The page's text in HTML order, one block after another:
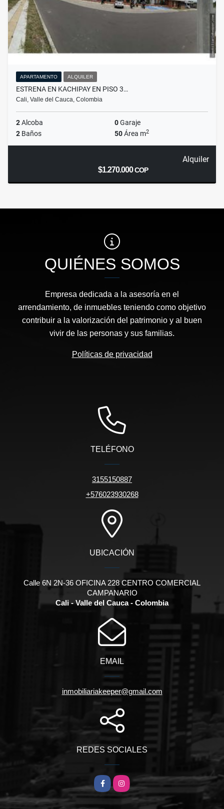
APARTAMENTO ALQUILER
ESTRENA EN KACHIPAY EN PISO 3…
Cali, Valle del Cauca, Colombia
2Alcoba 0Garaje
2 Baños 50Área m2
Alquiler
$1.270.000COP
QUIÉNES SOMOS
Empresa dedicada a la asesoría en el
arrendamiento, de inmuebles teniendo como objetivo
contribuir a la valorización del patrimonio y al buen
vivir de las personas y sus familias.
Políticas de privacidad
TELÉFONO
3155150887
+576023930268
UBICACIÓN
Calle 6N 2N-36 OFICINA 228 CENTRO COMERCIAL
CAMPANARIO
Cali - Valle del Cauca - Colombia
EMAIL
inmobiliariakeeper@gmail.com
REDES SOCIALES
FacebookInstagram